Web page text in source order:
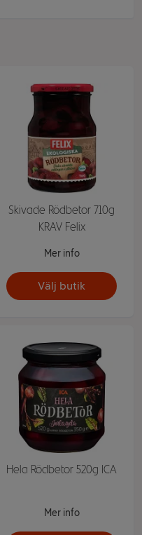
Skivade Rödbetor 710g
KRAV Felix
Mer info
Välj butik
Hela Rödbetor 520g ICA
Mer info